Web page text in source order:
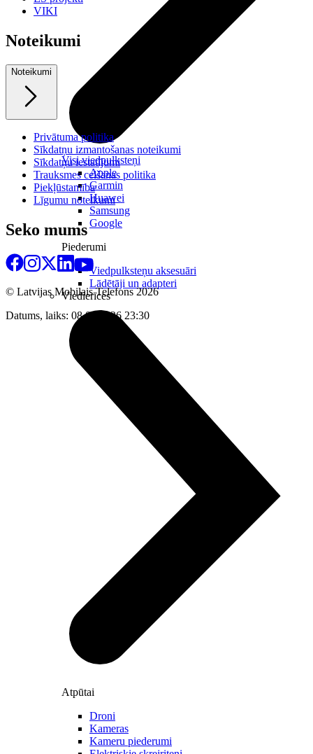
Visi viedpulksteņi
Apple
Garmin
Huawei
Samsung
Google
Piederumi
Viedpulksteņu aksesuāri
Lādētāji un adapteri
Viedierīces
Atpūtai
Droni
Kameras
Kameru piederumi
VIKI
Noteikumi
Noteikumi
Privātuma politika
Sīkdatņu izmantošanas noteikumi
Sīkdatņu iestatījumi
Trauksmes celšanas politika
Piekļūstamība
Līgumu noteikumi
Seko mums
© Latvijas Mobilais Telefons2026
Datums, laiks: 08.08.2026 23:30